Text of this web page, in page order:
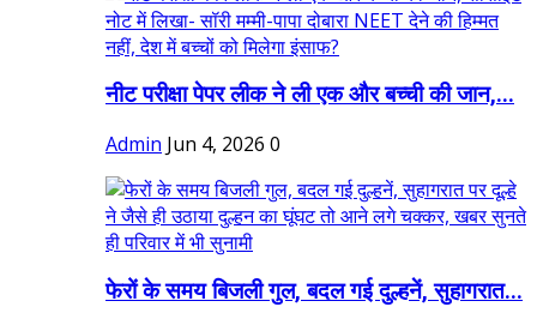
नीट परीक्षा पेपर लीक ने ली एक और बच्ची की जान,...
Admin Jun 4, 2026 0
फेरों के समय बिजली गुल, बदल गई दुल्हनें, सुहागरात...